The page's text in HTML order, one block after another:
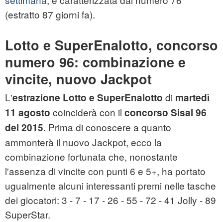
(estratto 87 giorni fa).
Lotto e SuperEnalotto, concorso
numero 96: combinazione e
vincite, nuovo Jackpot
L'estrazione Lotto e SuperEnalotto di martedì
11 agosto coinciderà con il concorso Sisal 96
del 2015. Prima di conoscere a quanto
ammonterà il nuovo Jackpot, ecco la
combinazione fortunata che, nonostante
l'assenza di vincite con punti 6 e 5+, ha portato
ugualmente alcuni interessanti premi nelle tasche
dei giocatori: 3 - 7 - 17 - 26 - 55 - 72 - 41 Jolly - 89
SuperStar.